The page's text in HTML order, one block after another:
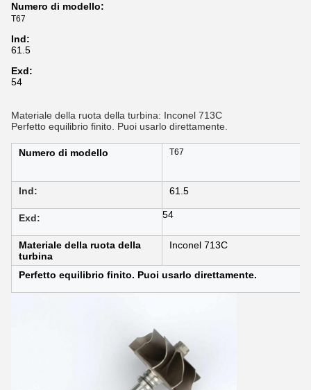
Numero di modello:
T67
Ind:
61.5
Exd:
54
Materiale della ruota della turbina: Inconel 713C
Perfetto equilibrio finito. Puoi usarlo direttamente.
Numero di modello T67
Ind: 61.5
Exd: 54
Materiale della ruota della
turbina
Inconel 713C
Perfetto equilibrio finito. Puoi usarlo direttamente.